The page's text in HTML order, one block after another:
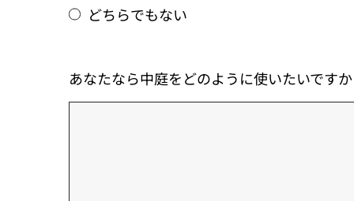
どちらでもない
あなたなら中庭をどのように使いたいです